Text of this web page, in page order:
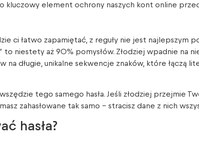
kluczowy element ochrony naszych kont online
ci łatwo zapamiętać, z reguły nie jest najlepszym
to niestety aż 90% pomysłów. Złodziej wpadnie na
na długie, unikalne sekwencje znaków, które łączą
tego samego hasła. Jeśli złodziej przejmie
zahasłowane tak samo – stracisz dane z nich
hasła?